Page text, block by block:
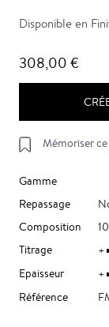
Disponible en
308,00 €
Mémoriser
Gamme
Repassage
Composition
Titrage
Epaisseur
Référence